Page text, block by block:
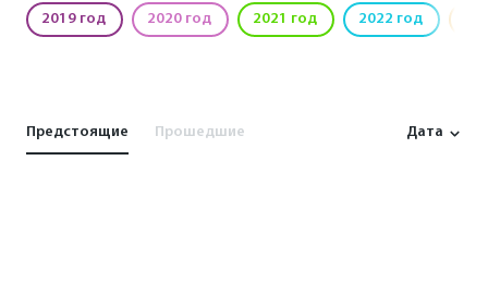
2019 год 2020 год 2021 год 2022 год
Предстоящие Прошедшие Дата